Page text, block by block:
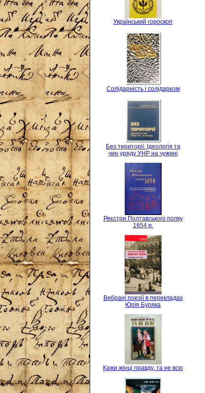
Український гороскоп
Солідарність і солідаризм
Без території. Ідеологія та
чин уряду УНР на чужині
Реєстри Полтавського полку
1654 р.
Вибрані поезії в перекладах
Юрія Буряка
Кажи жінці правду, та не всю